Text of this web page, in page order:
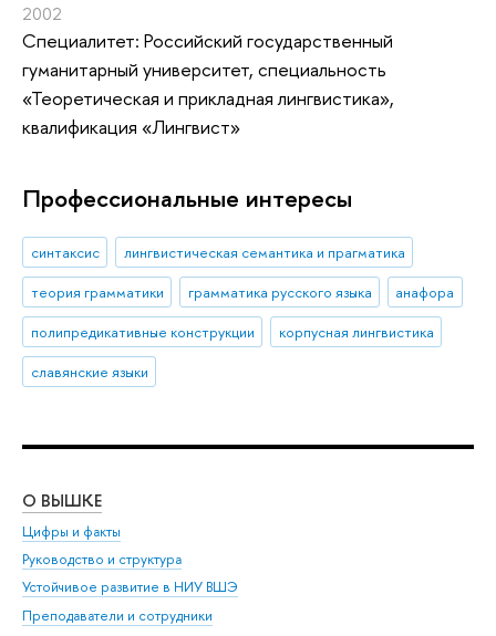
2002
Специалитет: Российский государственный
гуманитарный университет, специальность
«Теоретическая и прикладная лингвистика»,
квалификация «Лингвист»
Профессиональные интересы
синтаксис
лингвистическая семантика и прагматика
теория грамматики
грамматика русского языка
анафора
полипредикативные конструкции
корпусная лингвистика
славянские языки
О ВЫШКЕ
Цифры и факты
Руководство и структура
Устойчивое развитие в НИУ ВШЭ
Преподаватели и сотрудники